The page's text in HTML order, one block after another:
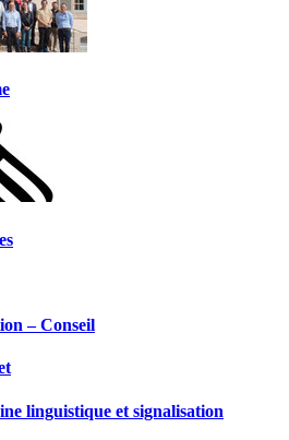
– Conseil
linguistique et signalisation